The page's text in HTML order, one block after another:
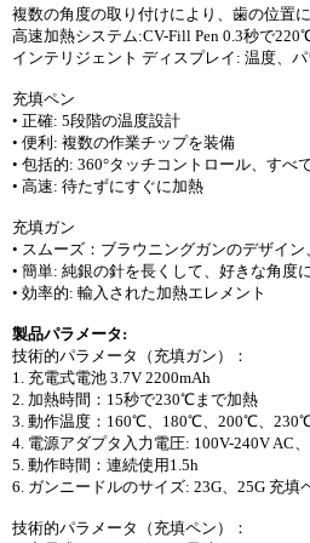
複数の角度の取り付けにより、歯の位置
高速加熱システム:CV-Fill Pen 0.3秒で
インテリジェント ディスプレイ: 温度、
充填ペン
• 正確: 5段階の温度設計
• 便利: 複数の作業チップを装備
• 包括的: 360°タッチコントロール、すべ
• 高速: 待たずにすぐに加熱
充填ガン
• スムーズ：ブラウニングガンのデザイン
• 簡単: 純銀の針を長くして、好きな角度
• 効率的: 輸入された加熱エレメント
製品パラメータ:
技術的パラメータ（充填ガン）：
1. 充電式電池 3.7V 2200mAh
2. 加熱時間：15秒で230℃まで加熱
3. 動作温度：160℃、180℃、200℃、
4. 電源アダプタ入力電圧: 100V-240V AC
5. 動作時間：連続使用1.5h
6. ガンニードルのサイズ: 23G、25G 充填
技術的パラメータ（充填ペン）：